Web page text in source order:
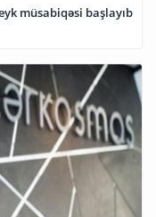
müsabiqəsi başlayıb